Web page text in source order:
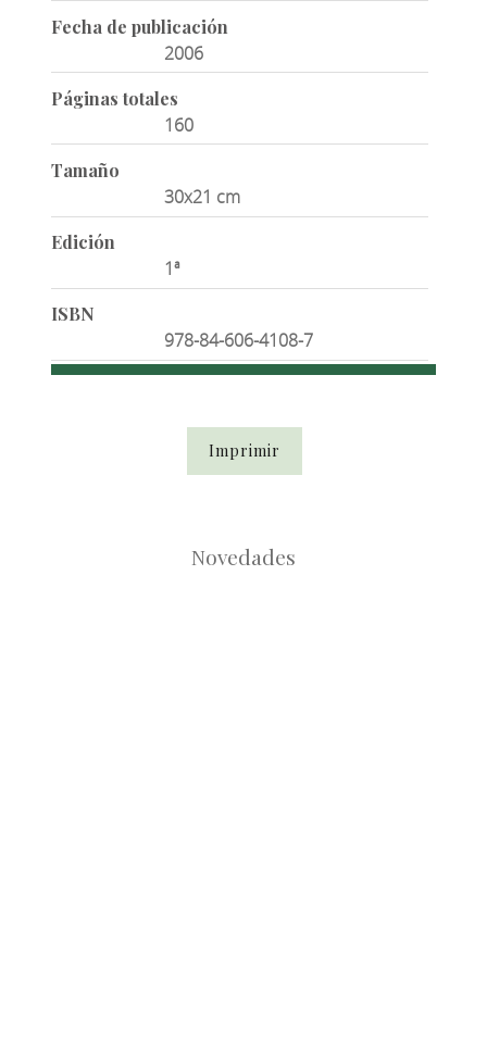
Fecha de publicación
2006
Páginas totales
160
Tamaño
30x21 cm
Edición
1ª
ISBN
978-84-606-4108-7
Imprimir
Novedades